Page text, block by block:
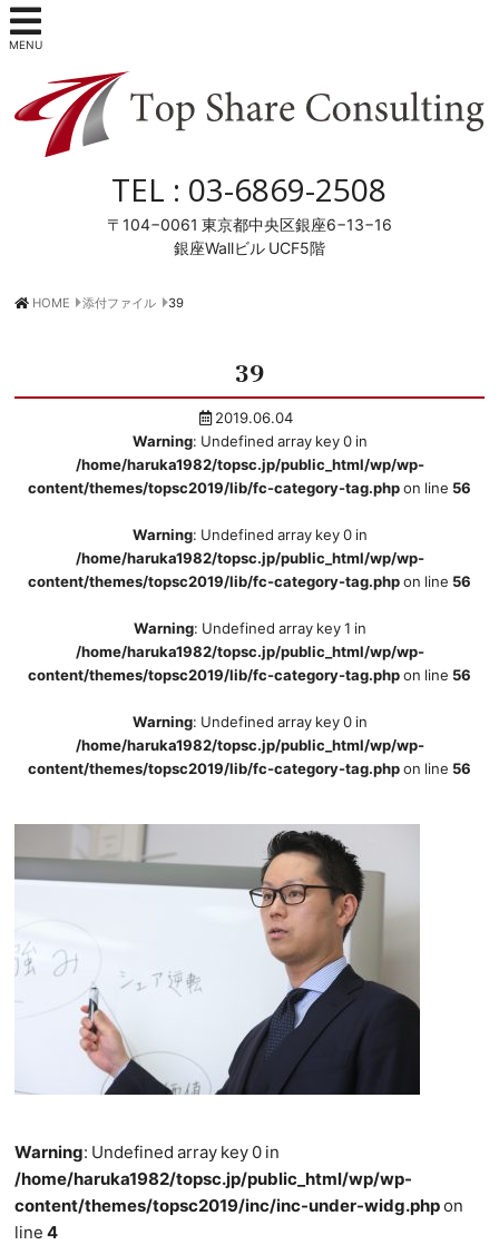
MENU
〒104−0061 東京都中央区銀座6−13−16
銀座Wallビル UCF5階
TEL : 03-6869-2508
HOME 添付ファイル 39
39
2019.06.04
Warning: Undefined array key 0 in
/home/haruka1982/topsc.jp/public_html/wp/wp-
content/themes/topsc2019/lib/fc-category-tag.phpon line 56
Warning: Undefined array key 0 in
/home/haruka1982/topsc.jp/public_html/wp/wp-
content/themes/topsc2019/lib/fc-category-tag.phpon line 56
Warning: Undefined array key 1 in
/home/haruka1982/topsc.jp/public_html/wp/wp-
content/themes/topsc2019/lib/fc-category-tag.phpon line 56
Warning: Undefined array key 0 in
/home/haruka1982/topsc.jp/public_html/wp/wp-
content/themes/topsc2019/lib/fc-category-tag.phpon line 56
Warning: Undefined array key 0 in
/home/haruka1982/topsc.jp/public_html/wp/wp-
content/themes/topsc2019/inc/inc-under-widg.phpon
line4